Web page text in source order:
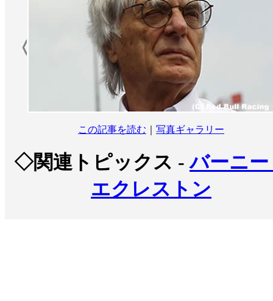
この記事を読む 写真ギャラリー
◇関連トピックス -バーニー
エクレストン